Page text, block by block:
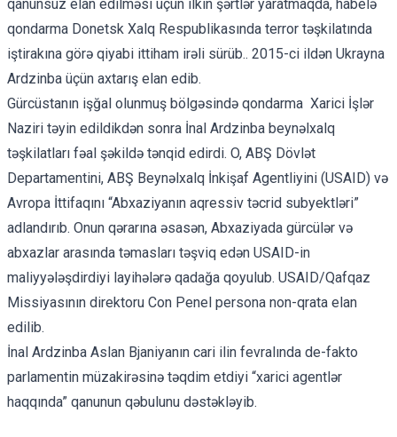
qanunsuz elan edilməsi üçün ilkin şərtlər yaratmaqda, habelə
qondarma Donetsk Xalq Respublikasında terror təşkilatında
iştirakına görə qiyabi ittiham irəli sürüb.. 2015-ci ildən Ukrayna
Ardzinba üçün axtarış elan edib.
Gürcüstanın işğal olunmuş bölgəsində qondarma Xarici İşlər
Naziri təyin edildikdən sonra İnal Ardzinba beynəlxalq
təşkilatları fəal şəkildə tənqid edirdi. O, ABŞ Dövlət
Departamentini, ABŞ Beynəlxalq İnkişaf Agentliyini (USAID) və
Avropa İttifaqını “Abxaziyanın aqressiv təcrid subyektləri”
adlandırıb. Onun qərarına əsasən, Abxaziyada gürcülər və
abxazlar arasında təmasları təşviq edən USAID-in
maliyyələşdirdiyi layihələrə qadağa qoyulub. USAID/Qafqaz
Missiyasının direktoru Con Penel persona non-qrata elan
edilib.
İnal Ardzinba Aslan Bjaniyanın cari ilin fevralında de-fakto
parlamentin müzakirəsinə təqdim etdiyi “xarici agentlər
haqqında” qanunun qəbulunu dəstəkləyib.